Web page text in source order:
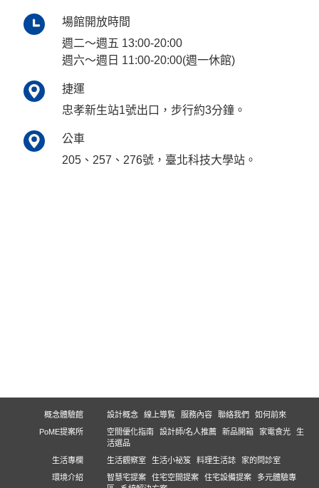
場館開放時間
週二～週五 13:00-20:00
週六～週日 11:00-20:00(週一休館)
捷運
忠孝新生站1號出口，步行約3分鐘。
公車
205、257、276號，臺北科技大學站。
概念體驗館 設計概念 線上導覧 服務內容 聯絡我們
如何前來
PoME提案所
空間優化指南 設計師/名人推薦 新品開箱 家電食光
生
活選品
生活專欄
生活觀察室 生活小祕笈 料理生活誌
家的問診室
環境介紹
智慧宅提案 住宅空間提案 住宅設備提案
多元體驗專